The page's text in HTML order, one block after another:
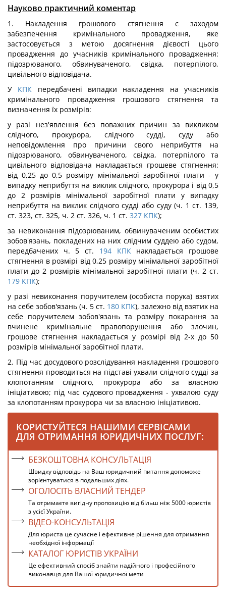
Науково практичний коментар
1. Накладення грошового стягнення є заходом
забезпечення кримінального провадження, яке
застосовується з метою досягнення дієвості цього
провадження до учасників кримінального провадження:
підозрюваного, обвинуваченого, свідка, потерпілого,
цивільного відповідача.
У КПК передбачені випадки накладення на учасників
кримінального провадження грошового стягнення та
визначення їх розмірів:
у разі нез'явлення без поважних причин за викликом
слідчого, прокурора, слідчого судді, суду або
неповідомлення про причини свого неприбуття на
підозрюваного, обвинуваченого, свідка, потерпілого та
цивільного відповідача накладається грошеве стягнення:
від 0,25 до 0,5 розміру мінімальної заробітної плати - у
випадку неприбуття на виклик слідчого, прокурора і від 0,5
до 2 розмірів мінімальної заробітної плати у випадку
неприбуття на виклик слідчого судді або суду (ч. 1 ст. 139,
ст. 323, ст. 325, ч. 2 ст. 326, ч. 1 ст. 327 КПК);
за невиконання підозрюваним, обвинуваченим особистих
зобов'язань, покладених на них слідчим суддею або судом,
передбачених ч. 5 ст. 194 КПКнакладається грошове
стягнення в розмірі від 0,25 розміру мінімальної заробітної
плати до 2 розмірів мінімальної заробітної плати (ч. 2 ст.
179 КПК);
у разі невиконання поручителем (особиста порука) взятих
на себе зобов'язань (ч. 5 ст. 180 КПК), залежно від взятих на
себе поручителем зобов'язань та розміру покарання за
вчинене кримінальне правопорушення або злочин,
грошове стягнення накладається у розмірі від 2-х до 50
розмірів мінімальної заробітної плати.
2. Під час досудового розслідування накладення грошового
стягнення проводиться на підставі ухвали слідчого судді за
клопотанням слідчого, прокурора або за власною
ініціативою; під час судового провадження - ухвалою суду
за клопотанням прокурора чи за власною ініціативою.
КОРИСТУЙТЕСЯ НАШИМИ СЕРВІСАМИ
ДЛЯ ОТРИМАННЯ ЮРИДИЧНИХ ПОСЛУГ:
БЕЗКОШТОВНА КОНСУЛЬТАЦІЯ
Швидку відповідь на Ваш юридичний питання допоможе
зорієнтуватися в подальших діях.
ОГОЛОСІТЬ ВЛАСНИЙ ТЕНДЕР
Та отримаєте вигідну пропозицію від більш ніж 5000 юристів
з усієї України.
ВІДЕО-КОНСУЛЬТАЦІЯ
Для юриста це сучасне і ефективне рішення для отримання
необхідної інформації
КАТАЛОГ ЮРИСТІВ УКРАЇНИ
Це ефективний спосіб знайти надійного і професійного
виконавця для Вашої юридичної мети